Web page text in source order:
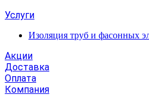
Услуги
Изоляция труб и
Акции
Доставка
Оплата
Компания